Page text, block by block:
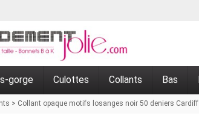
gorge Culottes Collants Bas
> Collant opaque motifs losanges noir 50 deniers Cardiff